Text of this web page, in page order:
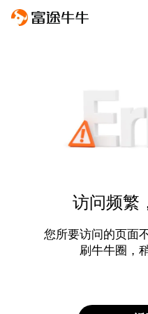
访问频繁
您所要访问的页面
刷牛牛圈，